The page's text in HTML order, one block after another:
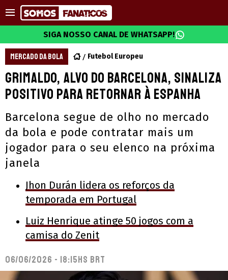
SIGA NOSSO CANAL DE WHATSAPP!
MERCADO DA BOLA Futebol Europeu
Grimaldo, alvo do Barcelona, sinaliza
positivo para retornar à Espanha
Barcelona segue de olho no mercado
da bola e pode contratar mais um
jogador para o seu elenco na próxima
janela
Jhon Durán lidera os reforços da
temporada em Portugal
Luiz Henrique atinge 50 jogos com a
camisa do Zenit
06/06/2026 - 18:15hs BRT